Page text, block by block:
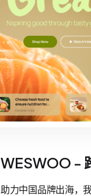
WESWOO -
助力中国品牌出海，